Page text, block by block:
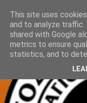
This site uses
and to analyze traffic.
shared with Google
metrics to ensure
statistics, and to